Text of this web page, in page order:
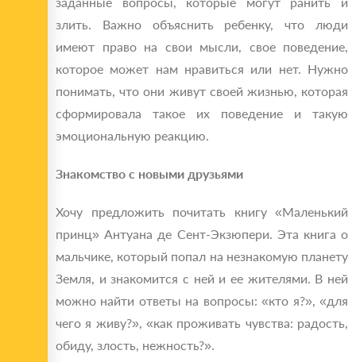
злить. Важно объяснить ребенку, что люди
имеют право на свои мысли, свое поведение,
которое может нам нравиться или нет. Нужно
понимать, что они живут своей жизнью, которая
сформировала такое их поведение и такую
эмоциональную реакцию.
Знакомство с новыми друзьями
Хочу предложить почитать книгу «Маленький
принц» Антуана де Сент-Экзюпери. Эта книга о
мальчике, который попал на незнакомую планету
Земля, и знакомится с ней и ее жителями. В ней
можно найти ответы на вопросы: «кто я?», «для
чего я живу?», «как проживать чувства: радость,
обиду, злость, нежность?».